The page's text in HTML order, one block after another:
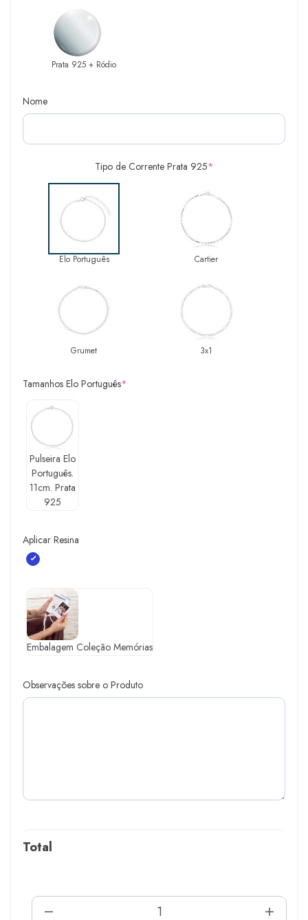
Prata 925 + Ródio
Nome
Tipo de Corrente Prata 925*
Elo Português Cartier
Grumet 3x1
Tamanhos Elo Português*
Pulseira Elo
Português.
11cm. Prata
925
Aplicar Resina
Embalagem Coleção Memórias
Observações sobre o Produto
Total